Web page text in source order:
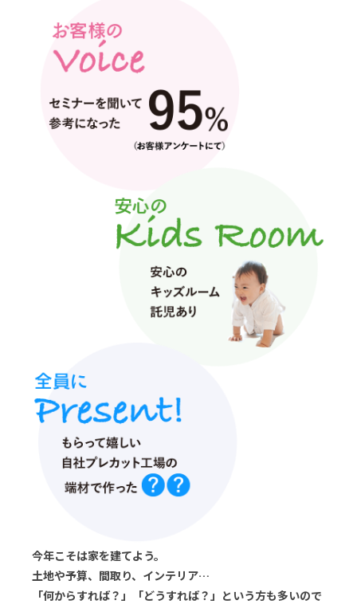
今年こそは家を建てよう。
土地や予算、間取り、インテリア…
「何からすれば？」「どうすれば？」という方も多いので